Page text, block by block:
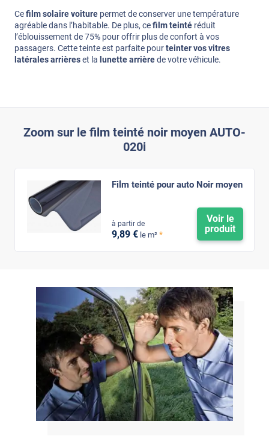
Cefilm solaire voiture permet de conserver une température
agréable dans l’habitable. De plus, cefilm teinté réduit
l’éblouissement de 75% pour offrir plus de confort à vos
passagers. Cette teinte est parfaite pourteinter vos vitres
latérales arrièreset la lunette arrièrede votre véhicule.
Zoom sur le film teinté noir moyen AUTO-
020i
Film teinté pour auto Noir moyen
à partir de
9,89 € le m² *
Voir le
produit